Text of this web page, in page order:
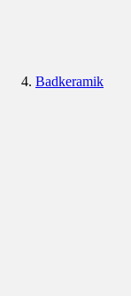
Badkeramik